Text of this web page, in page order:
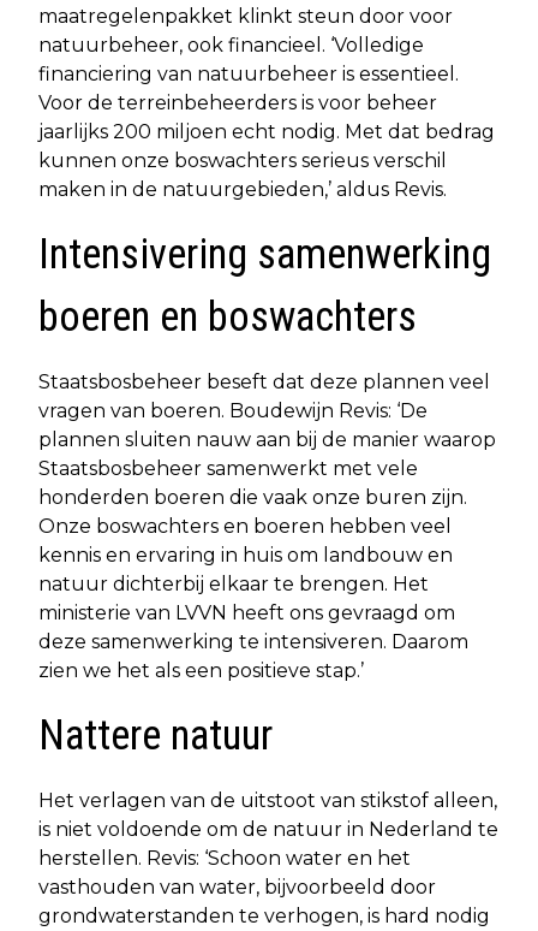
maatregelenpakket klinkt steun door voor
natuurbeheer, ook financieel. ‘Volledige
financiering van natuurbeheer is essentieel.
Voor de terreinbeheerders is voor beheer
jaarlijks 200 miljoen echt nodig. Met dat bedrag
kunnen onze boswachters serieus verschil
maken in de natuurgebieden,’ aldus Revis.
Intensivering samenwerking
boeren en boswachters
Staatsbosbeheer beseft dat deze plannen veel
vragen van boeren. Boudewijn Revis: ‘De
plannen sluiten nauw aan bij de manier waarop
Staatsbosbeheer samenwerkt met vele
honderden boeren die vaak onze buren zijn.
Onze boswachters en boeren hebben veel
kennis en ervaring in huis om landbouw en
natuur dichterbij elkaar te brengen. Het
ministerie van LVVN heeft ons gevraagd om
deze samenwerking te intensiveren. Daarom
zien we het als een positieve stap.’
Nattere natuur
Het verlagen van de uitstoot van stikstof alleen,
is niet voldoende om de natuur in Nederland te
herstellen. Revis: ‘Schoon water en het
vasthouden van water, bijvoorbeeld door
grondwaterstanden te verhogen, is hard nodig